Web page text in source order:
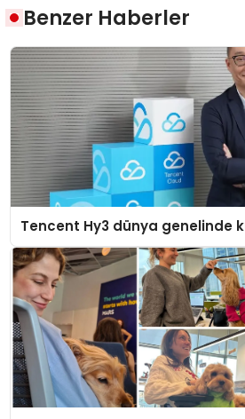
Benzer Haberler
Tencent Hy3 dünya genelinde